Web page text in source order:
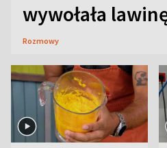
wywołała
Rozmowy